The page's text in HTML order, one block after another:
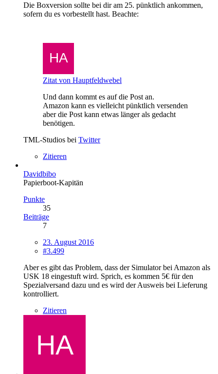
Die Boxversion sollte bei dir am 25. pünktlich ankommen,
sofern du es vorbestellt hast. Beachte:
Zitat von Hauptfeldwebel
Und dann kommt es auf die Post an.
Amazon kann es vielleicht pünktlich versenden
aber die Post kann etwas länger als gedacht
benötigen.
TML-Studios bei Twitter
Zitieren
Davidbibo
Papierboot-Kapitän
Punkte
35
Beiträge
7
23. August 2016
#3.499
Aber es gibt das Problem, dass der Simulator bei Amazon als
USK 18 eingestuft wird. Sprich, es kommen 5€ für den
Spezialversand dazu und es wird der Ausweis bei Lieferung
kontrolliert.
Zitieren